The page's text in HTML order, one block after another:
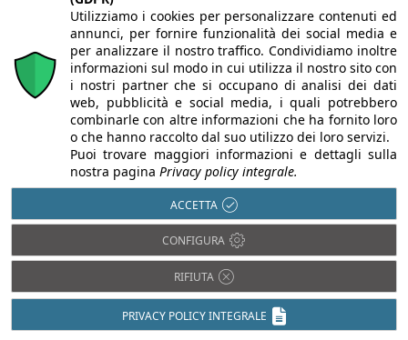
Fogo di Duravit, nata
originariamente come
serie di consolle, è
naturale, moderna,
combinabile e facile da
semplicità di
installazione
I professionisti del
bagno di tutto il mondo
apprezzano la gamma di
prodotti di Duravit,
creata ...
20/10/2007
Successo
confermato
22/09/2007
Vasca o
piscina?
09/06/2007
Oasi di
benessere
Utilizziamo i cookies per personalizzare contenuti ed
annunci, per fornire funzionalità dei social media e
per analizzare il nostro traffico. Condividiamo inoltre
informazioni sul modo in cui utilizza il nostro sito con
i nostri partner che si occupano di analisi dei dati
web, pubblicità e social media, i quali potrebbero
combinarle con altre informazioni che ha fornito loro
o che hanno raccolto dal suo utilizzo dei loro servizi.
Puoi trovare maggiori informazioni e dettagli sulla
nostra pagina Privacy policy integrale.
ACCETTA
CONFIGURA
RIFIUTA
PRIVACY POLICY INTEGRALE